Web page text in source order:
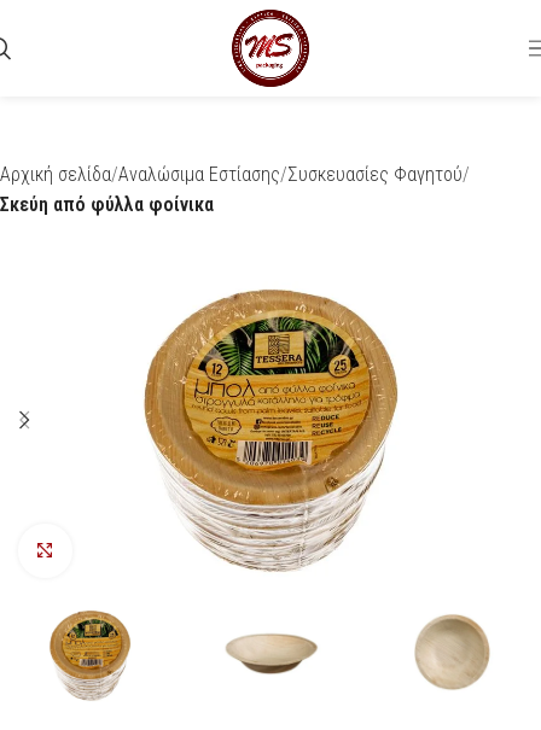
Αρχική σελίδα Αναλώσιμα Εστίασης Συσκευασίες Φαγητού
Σκεύη από φύλλα φοίνικα